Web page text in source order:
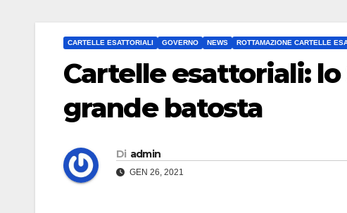
CARTELLE ESATTORIALI GOVERNO NEWS ROTTAMAZIONE CARTELLE
Cartelle esattoriali:
grande batosta
Di admin
GEN 26, 2021